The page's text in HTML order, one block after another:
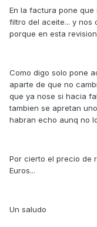
En la factura pone
filtro del aceite... y nos
porque en esta
Como digo solo pone
aparte de que no
que ya nose si hacia
tambien se apretan
habran echo aunq no
Por cierto el precio de
Euros...
Un saludo